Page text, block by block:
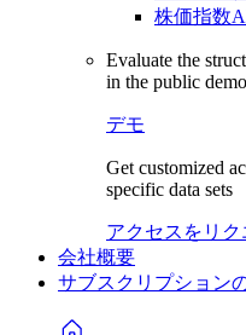
株価指数
Evaluate the
in the public
デモ
Get customized
specific data sets
アクセスをリク
会社概要
サブスクリプション